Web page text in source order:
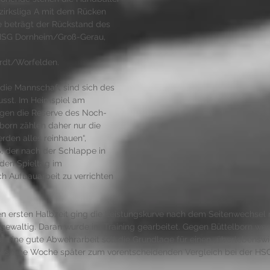
A mit dem Rücken
beträgt der Rückstand des
Dornheim/Groß-Gerau,
Worfelden.
Mannschaft sind sich des
Im Heimspiel am
die Reserve des Noch-
zählen daher nur die
alles reinhauen“,
der nach der Schlappe in
Spieltag im
Aufbauarbeit zu verrichten
ersten Halbzeit ging die Leistungskurve nach dem
Daran wurde im Training gearbeitet. Gegen Büttelborn
eine gute Abwehrarbeit soll die Grundlage für einen
eine Woche später zum vorentscheidenden Vergleich bei der